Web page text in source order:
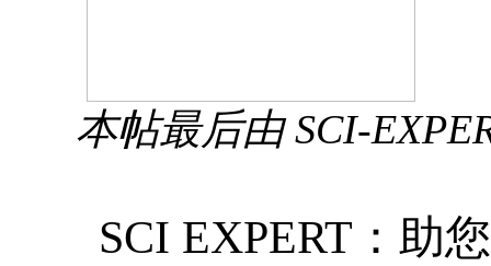
本帖最后由 SCI-
SCI EXPERT：助